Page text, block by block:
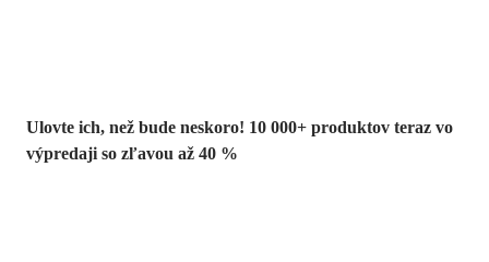
Ulovte ich, než bude neskoro! 10 000+ produktov teraz vo
výpredaji so zľavou až 40 %